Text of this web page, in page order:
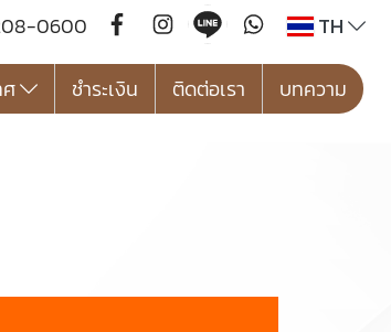
0600 TH
ศ ชำระเงิน ติดต่อเรา บทความ